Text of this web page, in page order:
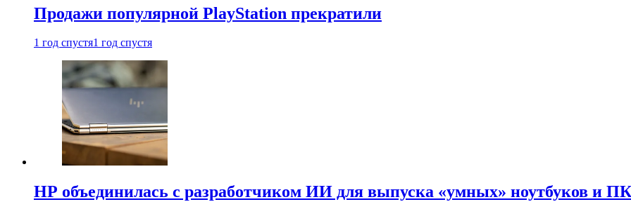
Продажи популярной PlayStation прекратили
1 год спустя1 год спустя
HP объединилась с разработчиком ИИ для выпуска «умных» ноутбуков и ПК